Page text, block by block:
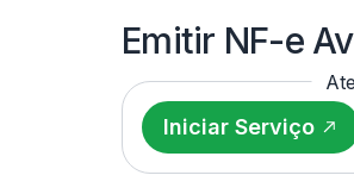
Emitir NF-e
Iniciar Serviço